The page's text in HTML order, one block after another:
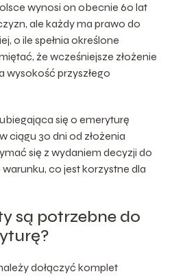
wynosi on obecnie 60 lat
ale każdy ma prawo do
o ile spełnia określone
że wcześniejsze złożenie
wysokość przyszłego
się o emeryturę
ciągu 30 dni od złożenia
się z wydaniem decyzji do
co jest korzystne dla
są potrzebne do
dołączyć komplet